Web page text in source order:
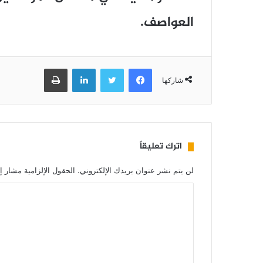
العواصف.
شاركها
فيسبوك تويتر لينكدإن طباعة
اترك تعليقاً
لن يتم نشر عنوان بريدك الإلكتروني. الحقول الإلزامية مشار